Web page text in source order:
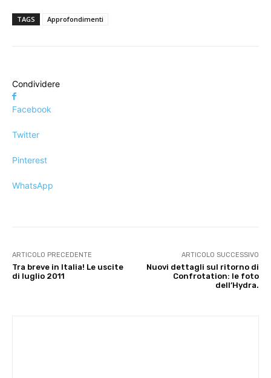
TAGS Approfondimenti
Condividere
Facebook
Twitter
Pinterest
WhatsApp
ARTICOLO PRECEDENTE
Tra breve in Italia! Le uscite
di luglio 2011
ARTICOLO SUCCESSIVO
Nuovi dettagli sul ritorno di
Confrotation: le foto
dell’Hydra.